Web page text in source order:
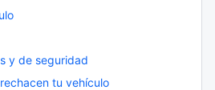
y de seguridad
tu vehículo